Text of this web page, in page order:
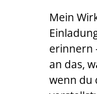
Mein
erinnern
an das,
wenn du